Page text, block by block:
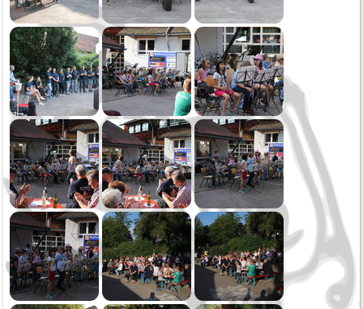
Oktoberfest
Sommerserenade
Jahreskonzert
Schmotziger Donnerstag
2022
Weihnachtsspielen
Kirbe MV Hausen
Oktoberfest Sonntag
Oktoberfest Samstag
Saukirbe Göllsdorf
Stadtfest Rottweil
Jahreskonzert
Generalversammlung
Fasnetssonntag